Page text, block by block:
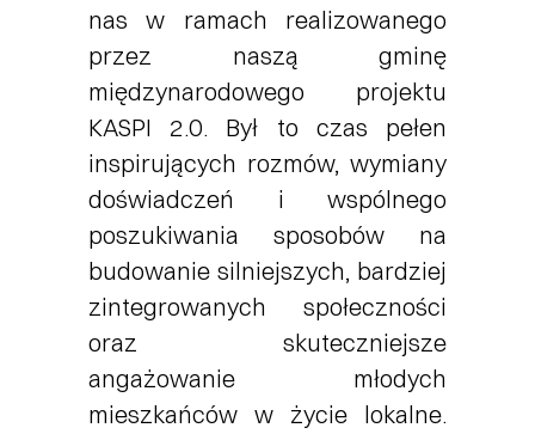
nas w ramach realizowanego
przez naszą gminę
międzynarodowego projektu
KASPI 2.0. Był to czas pełen
inspirujących rozmów, wymiany
doświadczeń i wspólnego
poszukiwania sposobów na
budowanie silniejszych, bardziej
zintegrowanych społeczności
oraz skuteczniejsze
angażowanie młodych
mieszkańców w życie lokalne.